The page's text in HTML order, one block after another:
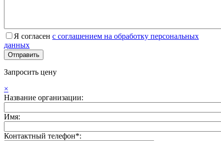
Я согласен с соглашением на обработку персональных
данных
Запросить цену
×
Название организации:
Имя:
Контактный телефон*: